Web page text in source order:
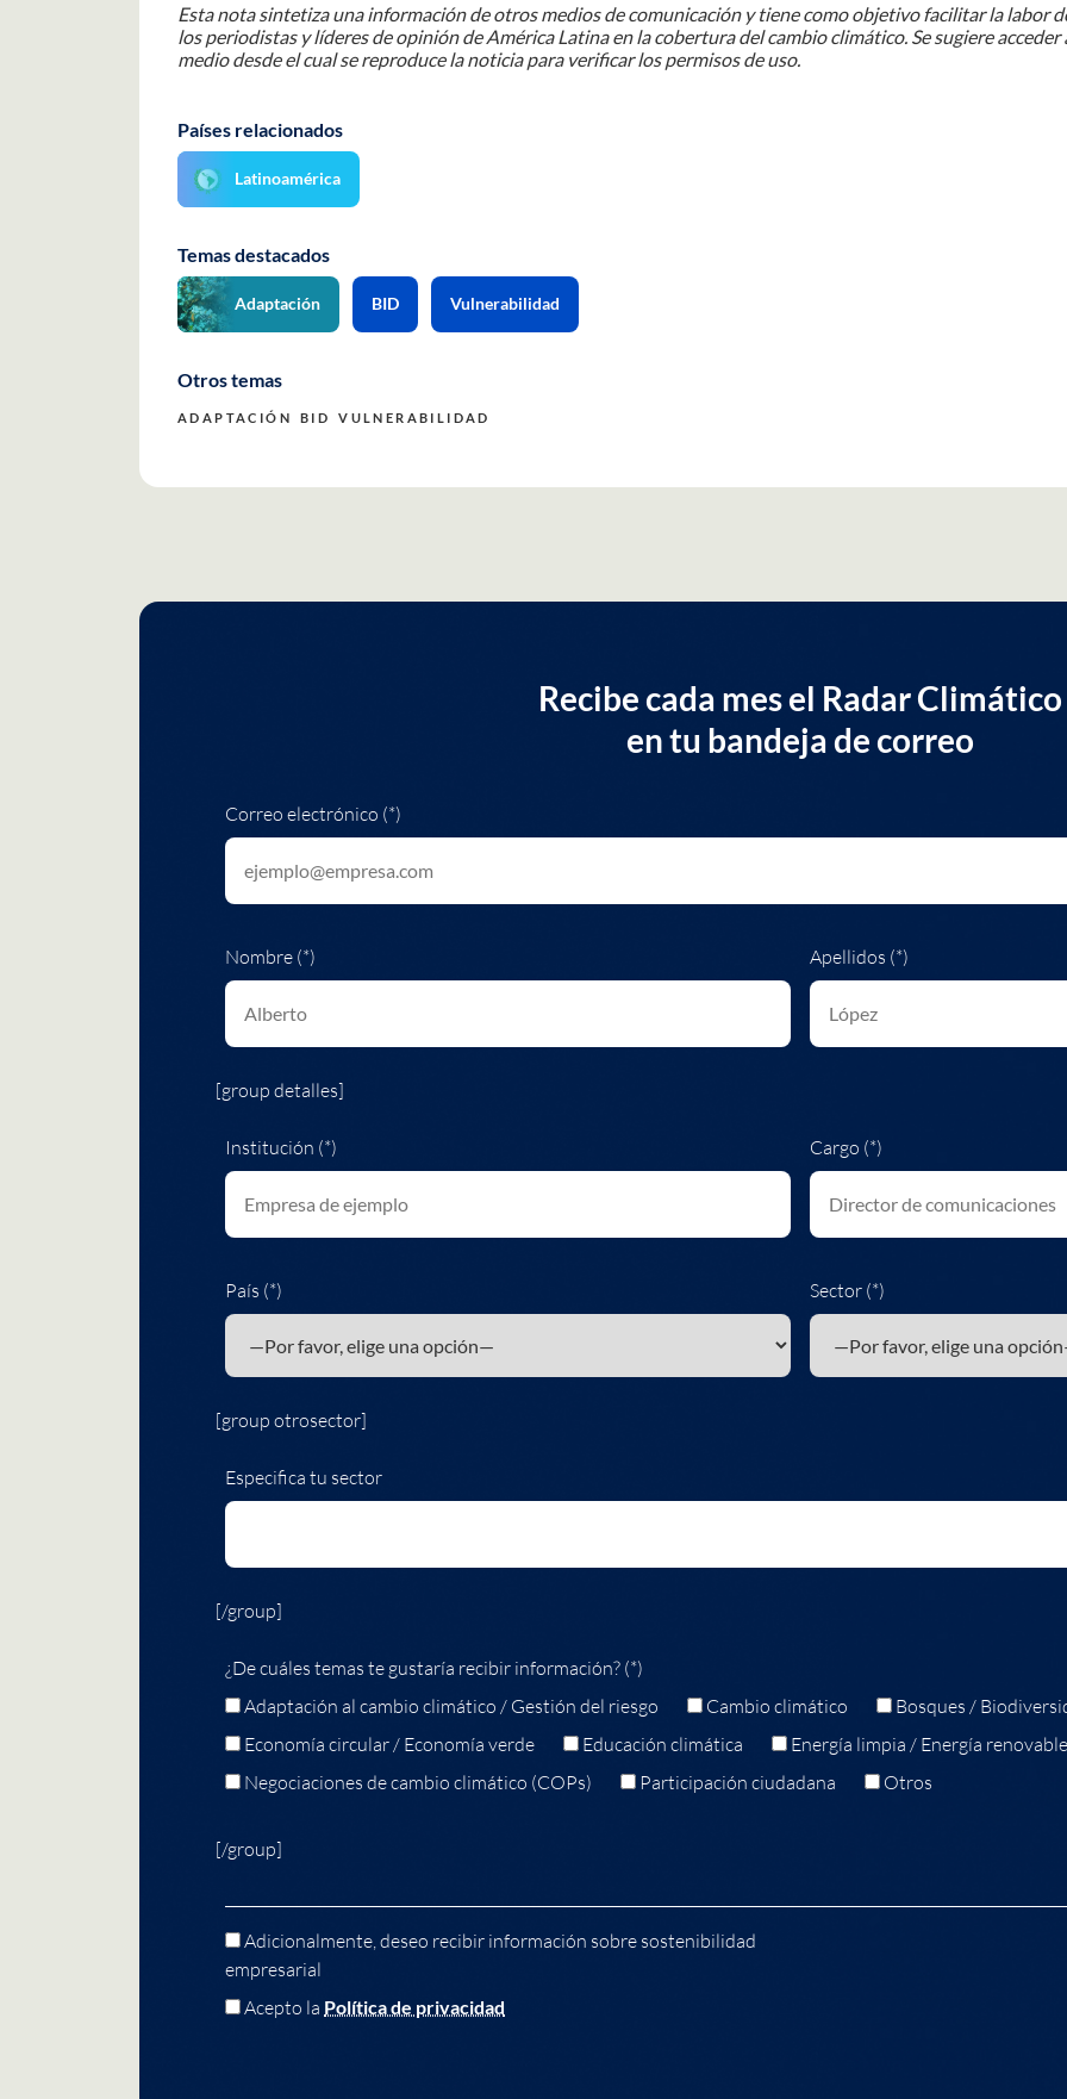
Esta nota sintetiza una información de otros medios de comunicación y tiene como objetivo facilitar la labor
los periodistas y líderes de opinión de América Latina en la cobertura del cambio climático. Se sugiere acceder
medio desde el cual se reproduce la noticia para verificar los permisos de uso.
Países relacionados
Latinoamérica
Temas destacados
Adaptación BID Vulnerabilidad
Otros temas
ADAPTACIÓN BID VULNERABILIDAD
Recibe cada mes el Radar Climático
en tu bandeja de correo
Correo electrónico (*)
Nombre (*) Apellidos (*)
[group detalles]
Institución (*) Cargo (*)
País (*) Sector (*)
[group otrosector]
Especifica tu sector
[/group]
¿De cuáles temas te gustaría recibir información? (*)
Adaptación al cambio climático / Gestión del riesgo
Cambio climático
Bosques /
Economía circular / Economía verde
Educación climática
Energía limpia / Energía renovable
Negociaciones de cambio climático (COPs)
Participación ciudadana Otros
[/group]
Adicionalmente, deseo recibir información sobre sostenibilidad
empresarial
Acepto la Política de privacidad